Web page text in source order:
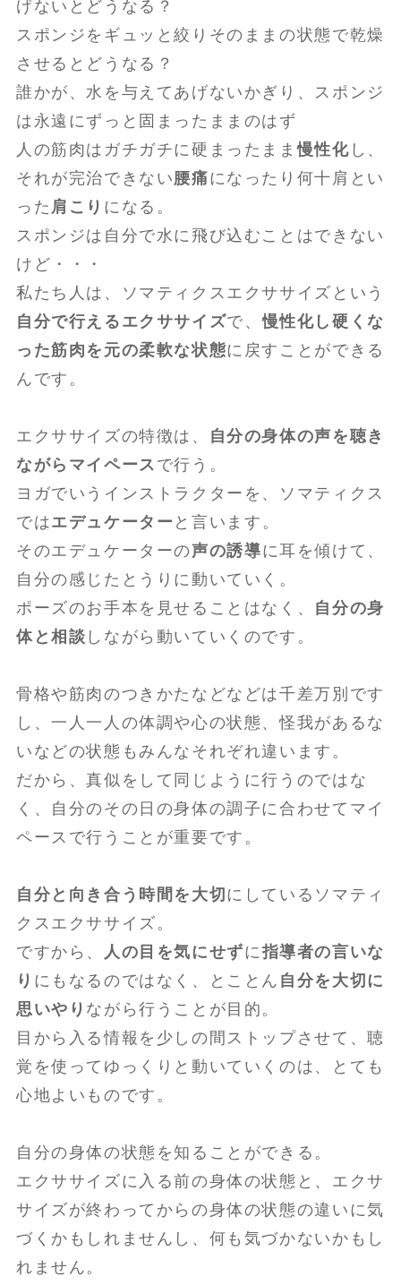
げないとどうなる？
スポンジをギュッと絞りそのままの状態で乾燥
させるとどうなる？
誰かが、水を与えてあげないかぎり、スポンジ
は永遠にずっと固まったままのはず
人の筋肉はガチガチに硬まったまま慢性化 し、
それが完治できない腰痛になったり何十肩とい
った 肩こり になる。
スポンジは自分で水に飛び込むことはできない
けど・・・
私たち人は、ソマティクスエクササイズという
自分で行えるエクササイズで、慢性化し硬くな
った筋肉を元の柔軟な状態に戻すことができる
んです。
エクササイズの特徴は、
自分の身体の声を聴き
ながらマイペース で行う。
ヨガでいうインストラクターを、ソマティクス
ではエデュケーター と言います。
そのエデュケーターの声の誘導に耳を傾けて、
自分の感じたとうりに動いていく。
ポーズのお手本を見せることはなく、 自分の身
体と相談 しながら動いていくのです。
骨格や筋肉のつきかたなどなどは千差万別です
し、一人一人の体調や心の状態、怪我があるな
いなどの状態もみんなそれぞれ違います。
だから、真似をして同じように行うのではな
く、自分のその日の身体の調子に合わせてマイ
ペースで行うことが重要です。
自分と向き合う時間を大切 にしているソマティ
クスエクササイズ。
ですから、
人の目を気にせずに 指導者の言いな
り にもなるのではなく、とことん 自分を大切に
思いやり ながら行うことが目的。
目から入る情報を少しの間ストップさせて、聴
覚を使ってゆっくりと動いていくのは、とても
心地よいものです。
自分の身体の状態を知ることができる。
エクササイズに入る前の身体の状態と、エクサ
サイズが終わってからの身体の状態の違いに気
づくかもしれませんし、何も気づかないかもし
れません。